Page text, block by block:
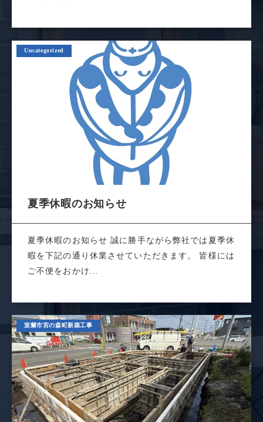
Uncategorized
夏季休暇のお知らせ
夏季休暇のお知らせ 誠に勝手ながら弊社では夏季休
暇を下記の通り休業させていただきます。 皆様には
ご不便をおかけ...
室蘭市宮の森町新築工事